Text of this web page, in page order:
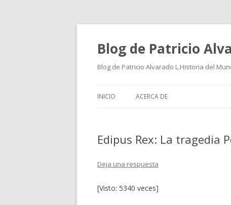
Blog de Patricio
Blog de Patricio Alvarado L.Historia del
INICIO ACERCA DE
Edipus Rex: La tragedia
Deja una respuesta
[Visto: 5340 veces]